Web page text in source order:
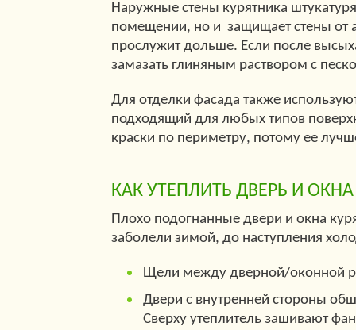
Наружные стены курятника
помещении, но и защищает стены от
прослужит дольше. Если после
замазать глиняным раствором с
Для отделки фасада также
подходящий для любых типов
краски по периметру, потому ее
КАК УТЕПЛИТЬ ДВЕРЬ И
Плохо подогнанные двери и окна
заболели зимой, до наступления
Щели между дверной/оконной
Двери с внутренней стороны
Сверху утеплитель зашивают